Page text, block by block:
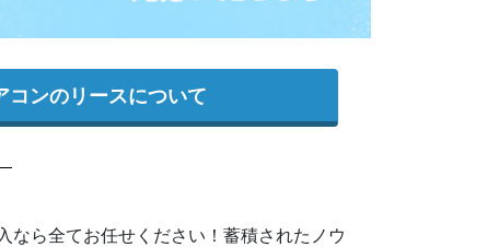
コンのリースについて
ら全てお任せください！蓄積されたノウ